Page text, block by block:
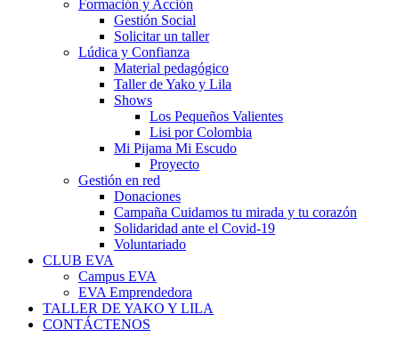
Formación y Acción
Gestión Social
Solicitar un taller
Lúdica y Confianza
Material pedagógico
Taller de Yako y Lila
Shows
Los Pequeños Valientes
Lisi por Colombia
Mi Pijama Mi Escudo
Proyecto
Gestión en red
Donaciones
Campaña Cuidamos tu mirada y tu corazón
Solidaridad ante el Covid-19
Voluntariado
CLUB EVA
Campus EVA
EVA Emprendedora
TALLER DE YAKO Y LILA
CONTÁCTENOS